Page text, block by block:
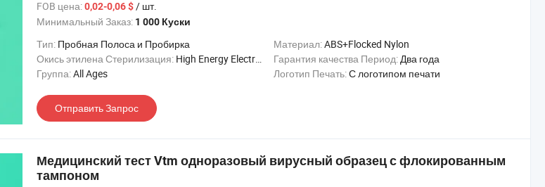
FOB цена:0,02-0,06 $/ шт.
Минимальный Заказ: 1 000 Куски
Тип: Пробная Полоса и Пробирка Материал:ABS+Flocked Nylon
Окись этилена Стерилизация: High Energy Electron Beam Irradiation Гарантия качества Период:Два года
Группа:All Ages Логотип Печать:С логотипом печати
Отправить Запрос
Медицинский тест Vtm одноразовый вирусный образец с флокированным
тампоном